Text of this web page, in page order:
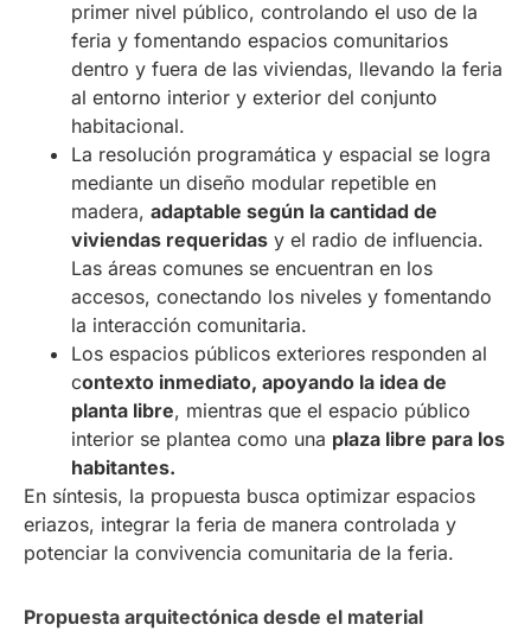
primer nivel público, controlando el uso de la
feria y fomentando espacios comunitarios
dentro y fuera de las viviendas, llevando la feria
al entorno interior y exterior del conjunto
habitacional.
La resolución programática y espacial se logra
mediante un diseño modular repetible en
madera, adaptable según la cantidad de
viviendas requeridas y el radio de influencia.
Las áreas comunes se encuentran en los
accesos, conectando los niveles y fomentando
la interacción comunitaria.
Los espacios públicos exteriores responden al
contexto inmediato, apoyando la idea de
planta libre, mientras que el espacio público
interior se plantea como una plaza libre para los
habitantes.
En síntesis, la propuesta busca optimizar espacios
eriazos, integrar la feria de manera controlada y
potenciar la convivencia comunitaria de la feria.
Propuesta arquitectónica desde el material